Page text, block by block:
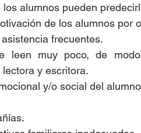
alumnos pueden
de los alumnos por
frecuentes.
leen muy poco, de
y escritora.
y/o social del